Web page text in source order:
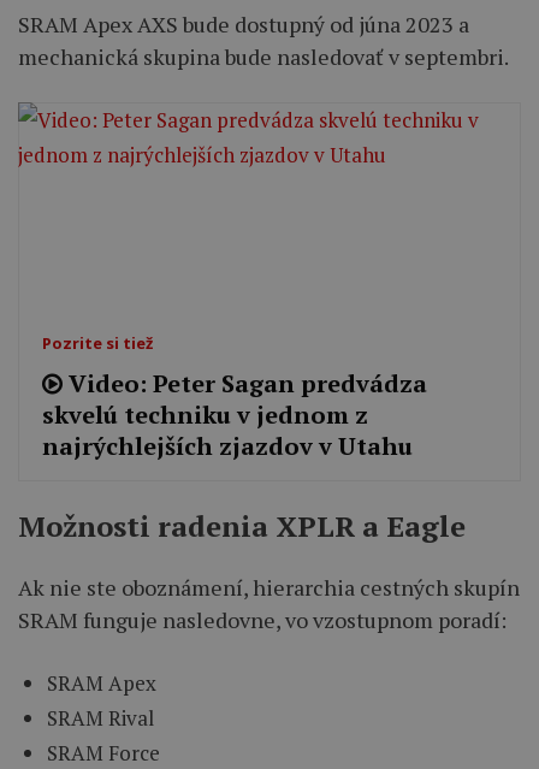
SRAM Apex AXS bude dostupný od júna 2023 a
mechanická skupina bude nasledovať v septembri.
Pozrite si tiež
Video: Peter Sagan predvádza
skvelú techniku v jednom z
najrýchlejších zjazdov v Utahu
Možnosti radenia XPLR a Eagle
Ak nie ste oboznámení, hierarchia cestných skupín
SRAM funguje nasledovne, vo vzostupnom poradí:
SRAM Apex
SRAM Rival
SRAM Force